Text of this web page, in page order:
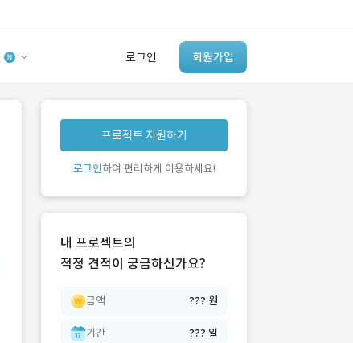
로그인 회원가입
유사사례 검색 AI
‘이런 거’ 만들어본
개발 회사 있어?
프로젝트 지원하기
로그인하여 편리하게 이용하세요!
내 프로젝트의
적정 견적이 궁금하신가요?
금액 ??? 원
기간 ??? 일